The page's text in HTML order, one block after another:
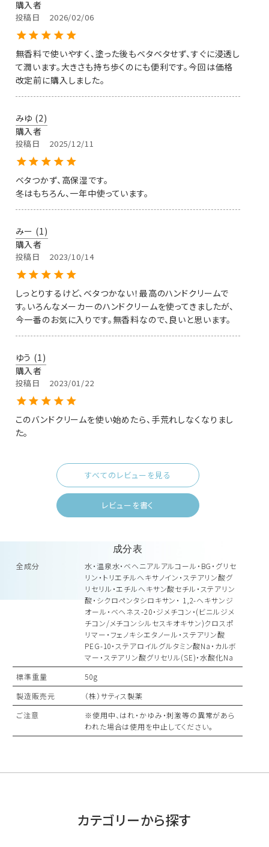
購入者
投稿日 2026/02/06
無香料で使いやすく、塗った後もベタベタせず、すぐに浸透し
て潤います。大きさも持ち歩くのにも便利です。今回は価格
改定前に購入しました。
みゆ 2
購入者
投稿日 2025/12/11
ベタつかず、高保湿です。
冬はもちろん、一年中使っています。
みー
1
購入者
投稿日 2023/10/14
しっとりするけど、ベタつかない！最高のハンドクリームで
す。いろんなメーカーのハンドクリームを使ってきましたが、
今一番のお気に入りです。無香料なので、良いと思います。
ゆう
1
購入者
投稿日 2023/01/22
このバンドクリームを使い始めたら、手荒れしなくなりまし
た。
すべてのレビューを見る
レビューを書く
成分表
全成分
水・温泉水・ベヘニアルアルコール・BG・グリセ
リン・トリエチルヘキサノイン・ステアリン酸グ
リセリル・エチルヘキサン酸セチル・ステアリン
酸・シクロペンタシロキサン・ 1,2-ヘキサンジ
オール・ベヘネス-20・ジメチコン・(ビニルジメ
チコン/メチコンシルセスキオキサン)クロスポ
リマー・フェノキシエタノール・ステアリン酸
PEG-10・ステアロイルグルタミン酸Na・カルボ
マー・ステアリン酸グリセリル(SE)・水酸化Na
標準重量
50g
製造販売元
（株）サティス製薬
ご注意
※使用中、はれ・かゆみ・刺激等の異常があら
われた場合は使用を中止してください。
カテゴリーから探す